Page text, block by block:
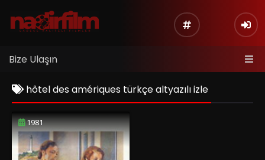
Bize Ulaşın
hôtel des amériques türkçe altyazılı izle
1981